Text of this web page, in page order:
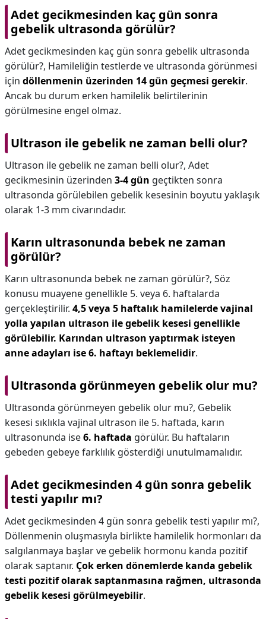
Adet gecikmesinden kaç gün sonra
gebelik ultrasonda görülür?
Adet gecikmesinden kaç gün sonra gebelik ultrasonda
görülür?, Hamileliğin testlerde ve ultrasonda görünmesi
için döllenmenin üzerinden 14 gün geçmesi gerekir.
Ancak bu durum erken hamilelik belirtilerinin
görülmesine engel olmaz.
Ultrason ile gebelik ne zaman belli olur?
Ultrason ile gebelik ne zaman belli olur?, Adet
gecikmesinin üzerinden 3-4 gün geçtikten sonra
ultrasonda görülebilen gebelik kesesinin boyutu yaklaşık
olarak 1-3 mm civarındadır.
Karın ultrasonunda bebek ne zaman
görülür?
Karın ultrasonunda bebek ne zaman görülür?, Söz
konusu muayene genellikle 5. veya 6. haftalarda
gerçekleştirilir. 4,5 veya 5 haftalık hamilelerde vajinal
yolla yapılan ultrason ile gebelik kesesi genellikle
görülebilir. Karından ultrason yaptırmak isteyen
anne adayları ise 6. haftayı beklemelidir.
Ultrasonda görünmeyen gebelik olur mu?
Ultrasonda görünmeyen gebelik olur mu?, Gebelik
kesesi sıklıkla vajinal ultrason ile 5. haftada, karın
ultrasonunda ise6. haftada görülür. Bu haftaların
gebeden gebeye farklılık gösterdiği unutulmamalıdır.
Adet gecikmesinden 4 gün sonra gebelik
testi yapılır mı?
Adet gecikmesinden 4 gün sonra gebelik testi yapılır mı?,
Döllenmenin oluşmasıyla birlikte hamilelik hormonları da
salgılanmaya başlar ve gebelik hormonu kanda pozitif
olarak saptanır. Çok erken dönemlerde kanda gebelik
testi pozitif olarak saptanmasına rağmen, ultrasonda
gebelik kesesi görülmeyebilir.